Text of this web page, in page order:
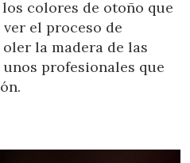
colores de otoño que
el proceso de
la madera de las
profesionales que